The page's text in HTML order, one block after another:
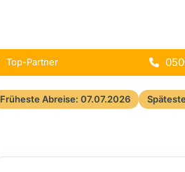
Top-Partner
Früheste Abreise: 07.07.2026